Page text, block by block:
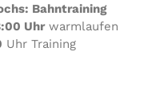
Bahntraining
Uhrwarmlaufen
Uhr Training